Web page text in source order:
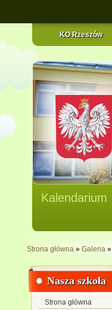
KO Rzeszów
Kalendarium
Strona główna» Galeria»
Nasza szkoła
Strona główna